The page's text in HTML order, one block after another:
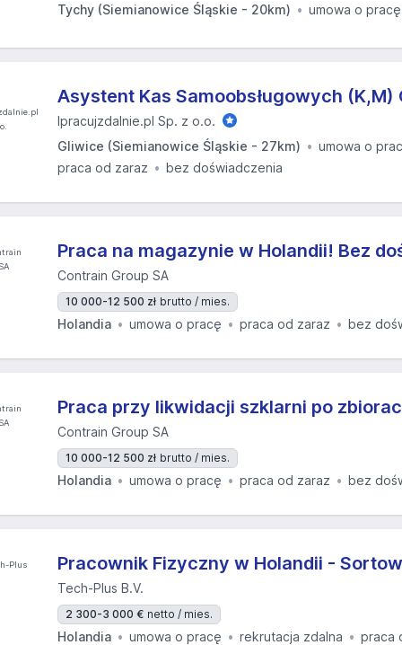
Tychy (Siemianowice Śląskie - 20km)
umowa o
Asystent Kas Samoobsługowych (K,M)
Ipracujzdalnie.pl Sp. z o.o.
Gliwice (Siemianowice Śląskie - 27km)
umowa o
praca od zaraz
bez doświadczenia
Praca na magazynie w Holandii! Bez
Contrain Group SA
10 000-12 500 zł brutto / mies.
Holandia umowa o pracę praca od zaraz bez
Praca przy likwidacji szklarni po
Contrain Group SA
10 000-12 500 zł brutto / mies.
Holandia umowa o pracę praca od zaraz bez
Pracownik Fizyczny w Holandii -
Tech-Plus B.V.
2 300-3 000 € netto / mies.
Holandia umowa o pracę rekrutacja zdalna
praca